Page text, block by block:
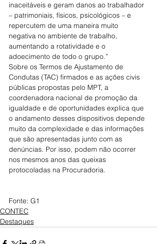
inaceitáveis e geram danos ao trabalhador
– patrimoniais, físicos, psicológicos – e
repercutem de uma maneira muito
negativa no ambiente de trabalho,
aumentando a rotatividade e o
adoecimento de todo o grupo.”
Sobre os Termos de Ajustamento de
Condutas (TAC) firmados e as ações civis
públicas propostas pelo MPT, a
coordenadora nacional de promoção da
igualdade e de oportunidades explica que
o andamento desses dispositivos depende
muito da complexidade e das informações
que são apresentadas junto com as
denúncias. Por isso, podem não ocorrer
nos mesmos anos das queixas
protocoladas na Procuradoria.
Fonte: G1
CONTEC
Destaques